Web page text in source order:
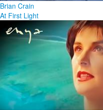
Brian Crain
At First Light